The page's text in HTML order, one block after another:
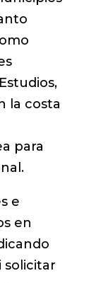
la costa
para
e
en
solicitar